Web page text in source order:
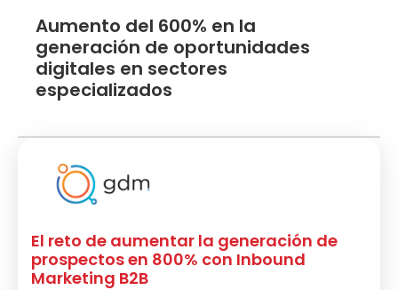
Aumento del 600% en la
generación de oportunidades
digitales en sectores
especializados
El reto de aumentar la generación de
prospectos en 800% con Inbound
Marketing B2B